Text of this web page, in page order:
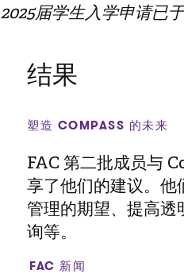
2025届学生入学申请已
结果
塑造 COMPASS 的未来
FAC 第二批成员与
享了他们的建议。他
管理的期望、提高
询等。
FAC 新闻